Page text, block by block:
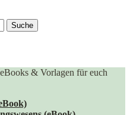
& Vorlagen für euch